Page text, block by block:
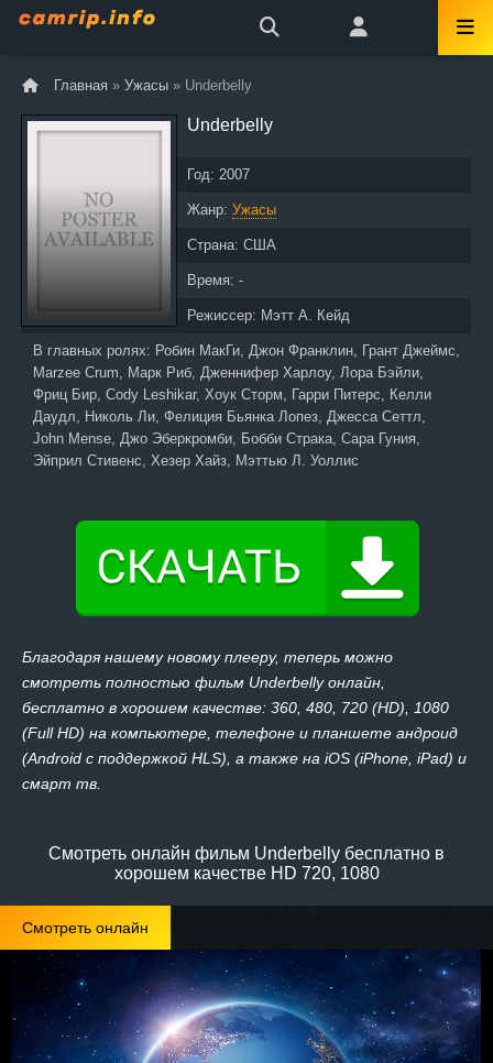
Главная » Ужасы » Underbelly
Underbelly
Год: 2007
Жанр: Ужасы
Страна: США
Время: -
Режиссер: Мэтт А. Кейд
В главных ролях: Робин МакГи, Джон Франклин, Грант Джеймс,
Marzee Crum, Марк Риб, Дженнифер Харлоу, Лора Бэйли,
Фриц Бир, Cody Leshikar, Хоук Сторм, Гарри Питерс, Келли
Даудл, Николь Ли, Фелиция Бьянка Лопез, Джесса Сеттл,
John Mense, Джо Эберкромби, Бобби Страка, Сара Гуния,
Эйприл Стивенс, Хезер Хайз, Мэттью Л. Уоллис
Благодаря нашему новому плееру, теперь можно
смотреть полностью фильм Underbelly онлайн,
бесплатно в хорошем качестве: 360, 480, 720 (HD), 1080
(Full HD) на компьютере, телефоне и планшете андроид
(Android с поддержкой HLS), а также на iOS (iPhone, iPad) и
смарт тв.
Смотреть онлайн фильм Underbelly бесплатно в
хорошем качестве HD 720, 1080
Смотреть онлайн